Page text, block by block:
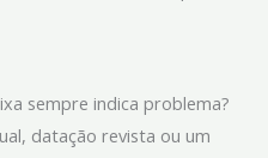
sempre indica problema?
datação revista ou um